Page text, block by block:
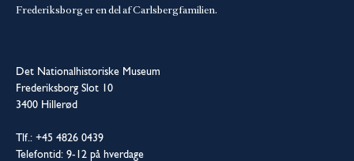
Frederiksborg er en del af Carlsbergfamilien.
Det Nationalhistoriske Museum
Frederiksborg Slot 10
3400 Hillerød
Tlf.: +45 4826 0439
Telefontid: 9-12 på hverdage